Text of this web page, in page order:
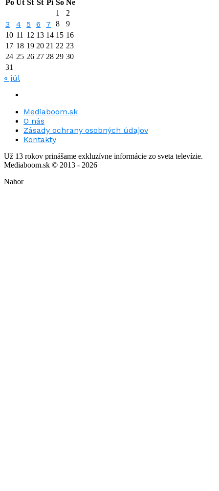
Po Ut St Št Pi So Ne
1
2
3 4 5 6 7 8
9
10 11 12 13 14 15 16
17 18 19 20 21 22 23
24 25 26 27 28 29 30
31
« júl
Mediaboom.sk
O nás
Zásady ochrany osobných údajov
Kontakty
Už 13 rokov prinášame exkluzívne informácie zo sveta televízie.
Mediaboom.sk © 2013 - 2026
Nahor